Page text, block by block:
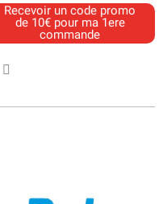
Recevoir un code promo
de 10€ pour ma 1ere
commande